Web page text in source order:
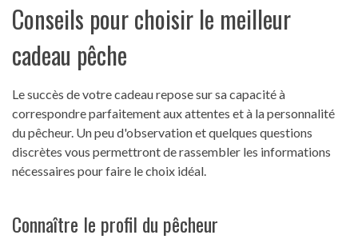
Conseils pour choisir le meilleur
cadeau pêche
Le succès de votre cadeau repose sur sa capacité à
correspondre parfaitement aux attentes et à la personnalité
du pêcheur. Un peu d'observation et quelques questions
discrètes vous permettront de rassembler les informations
nécessaires pour faire le choix idéal.
Connaître le profil du pêcheur